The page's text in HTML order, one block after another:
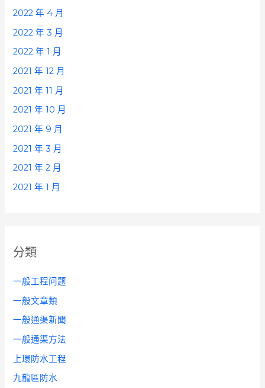
2022 年 4 月
2022 年 3 月
2022 年 1 月
2021 年 12 月
2021 年 11 月
2021 年 10 月
2021 年 9 月
2021 年 3 月
2021 年 2 月
2021 年 1 月
分類
一般工程问题
一般文章類
一般通渠新聞
一般通渠方法
上環防水工程
九龍區防水